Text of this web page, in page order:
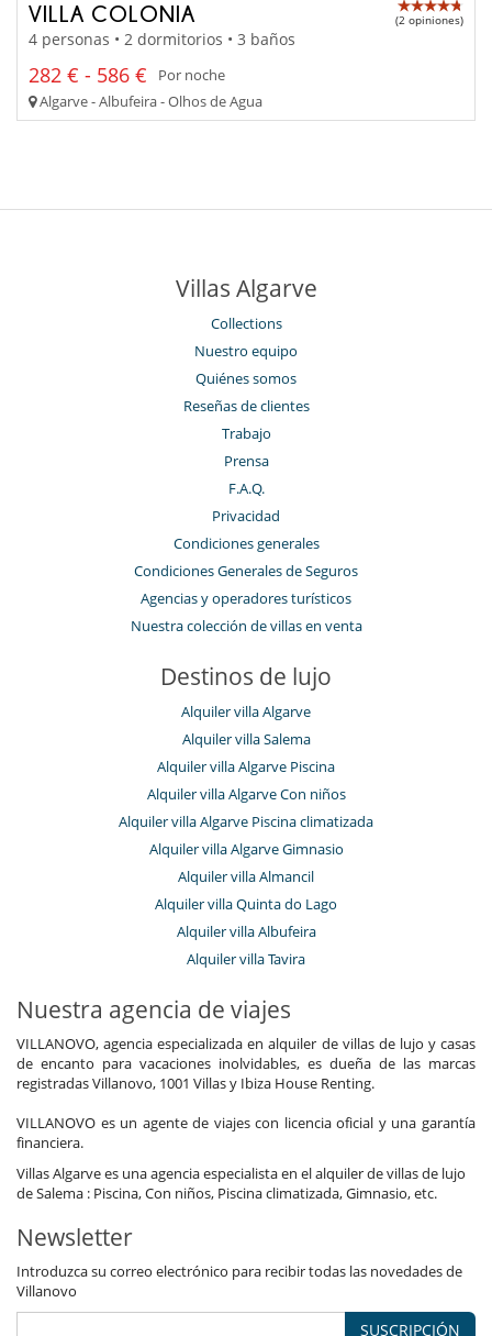
VILLA COLONIA (2 opiniones)
4 personas • 2 dormitorios • 3 baños
282 € - 586 €
Por noche
Algarve - Albufeira - Olhos de Agua
Villas Algarve
Collections
Nuestro equipo
Quiénes somos
Reseñas de clientes
Trabajo
Prensa
F.A.Q.
Privacidad
Condiciones generales
Condiciones Generales de Seguros
Agencias y operadores turísticos
Nuestra colección de villas en venta
Destinos de lujo
Alquiler villa Algarve
Alquiler villa Salema
Alquiler villa Algarve Piscina
Alquiler villa Algarve Con niños
Alquiler villa Algarve Piscina climatizada
Alquiler villa Algarve Gimnasio
Alquiler villa Almancil
Alquiler villa Quinta do Lago
Alquiler villa Albufeira
Alquiler villa Tavira
Nuestra agencia de viajes
VILLANOVO, agencia especializada en alquiler de villas de lujo y casas
de encanto para vacaciones inolvidables, es dueña de las marcas
registradas Villanovo, 1001 Villas y Ibiza House Renting.
VILLANOVO es un agente de viajes con licencia oficial y una garantía
financiera.
Villas Algarve es una agencia especialista en el alquiler de villas de lujo
de Salema : Piscina, Con niños, Piscina climatizada, Gimnasio, etc.
Newsletter
Introduzca su correo electrónico para recibir todas las novedades de
Villanovo
SUSCRIPCIÓN